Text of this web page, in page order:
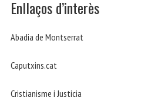
Enllaços d’interès
Abadia de Montserrat
Caputxins.cat
Cristianisme i Justicia